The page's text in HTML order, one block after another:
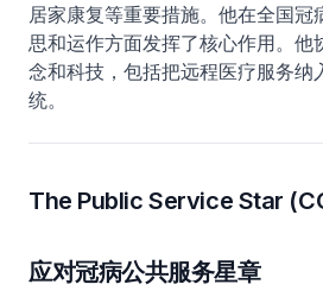
居家康复等重要措施。他在全国冠
思和运作方面发挥了核心作用。他
念和科技，包括把远程医疗服务纳
统。
The Public Service Star
应对冠病公共服务星章